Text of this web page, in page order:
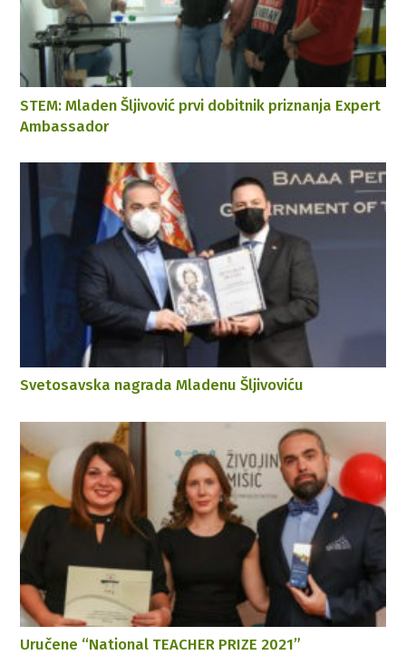
STEM: Mladen Šljivović prvi dobitnik priznanja Expert
Ambassador
Svetosavska nagrada Mladenu Šljivoviću
Uručene “National TEACHER PRIZE 2021”